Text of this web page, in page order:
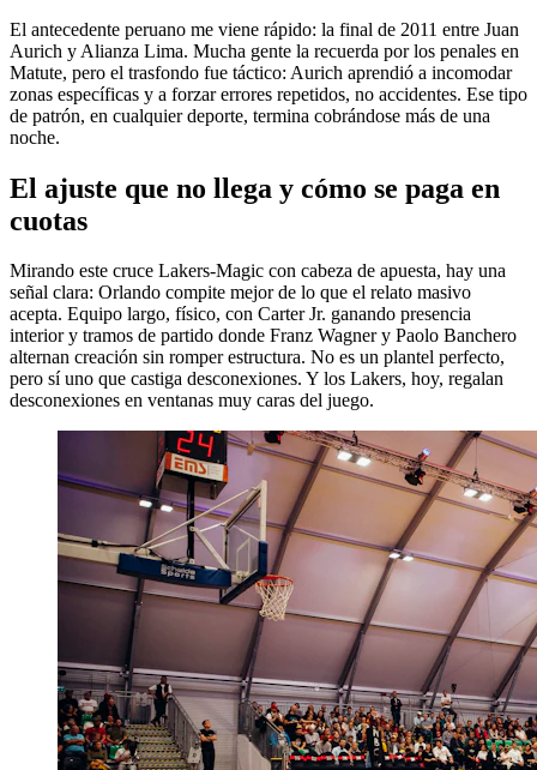
El antecedente peruano me viene rápido: la final de 2011 entre Juan
Aurich y Alianza Lima. Mucha gente la recuerda por los penales en
Matute, pero el trasfondo fue táctico: Aurich aprendió a incomodar
zonas específicas y a forzar errores repetidos, no accidentes. Ese tipo
de patrón, en cualquier deporte, termina cobrándose más de una
noche.
El ajuste que no llega y cómo se paga en
cuotas
Mirando este cruce Lakers-Magic con cabeza de apuesta, hay una
señal clara: Orlando compite mejor de lo que el relato masivo
acepta. Equipo largo, físico, con Carter Jr. ganando presencia
interior y tramos de partido donde Franz Wagner y Paolo Banchero
alternan creación sin romper estructura. No es un plantel perfecto,
pero sí uno que castiga desconexiones. Y los Lakers, hoy, regalan
desconexiones en ventanas muy caras del juego.